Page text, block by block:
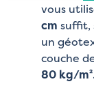
vous
cm suffit,
un
couche
80 kg/m².